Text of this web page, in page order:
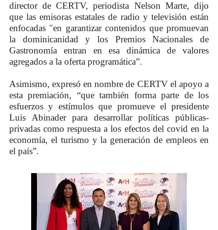
director de CERTV, periodista Nelson Marte, dijo
que las emisoras estatales de radio y televisión están
enfocadas "en garantizar contenidos que promuevan
la dominicanidad y los Premios Nacionales de
Gastronomía entran en esa dinámica de valores
agregados a la oferta programática”.
Asimismo, expresó en nombre de CERTV el apoyo a
esta premiación, “que también forma parte de los
esfuerzos y estímulos que promueve el presidente
Luis Abinader para desarrollar políticas públicas-
privadas como respuesta a los efectos del covid en la
economía, el turismo y la generación de empleos en
el país”.